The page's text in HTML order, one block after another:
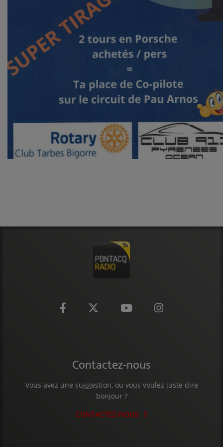
Contactez-nous
Vous avez une suggestion, ou vous voulez juste dire
bonjour ?
CONTACTEZ-NOUS